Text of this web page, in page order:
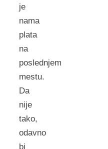
je
nama
plata
na
poslednjem
mestu.
Da
nije
tako,
odavno
bi